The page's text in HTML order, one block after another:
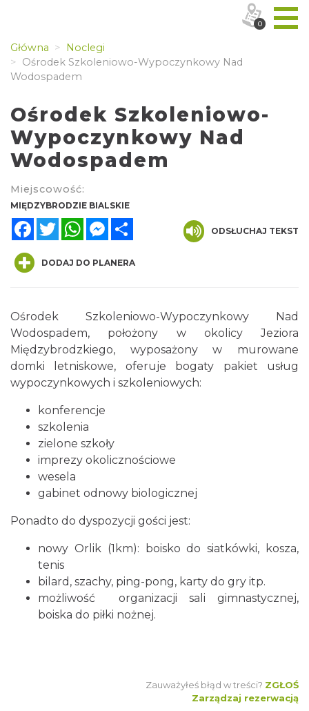
Główna
Noclegi
Ośrodek Szkoleniowo-Wypoczynkowy Nad
Wodospadem
Ośrodek Szkoleniowo-
Wypoczynkowy Nad
Wodospadem
Miejscowość:
MIĘDZYBRODZIE BIALSKIE
FacebookTwitterWhatsAppMessenger
ODSŁUCHAJ TEKST
DODAJ DO PLANERA
Ośrodek Szkoleniowo-Wypoczynkowy Nad
Wodospadem, położony w okolicy Jeziora
Międzybrodzkiego, wyposażony w murowane
domki letniskowe, oferuje bogaty pakiet usług
wypoczynkowych i szkoleniowych:
konferencje
szkolenia
zielone szkoły
imprezy okolicznościowe
wesela
gabinet odnowy biologicznej
Ponadto do dyspozycji gości jest:
nowy Orlik (1km): boisko do siatkówki, kosza,
tenis
bilard, szachy, ping-pong, karty do gry itp.
możliwość organizacji sali gimnastycznej,
boiska do piłki nożnej.
Zauważyłeś błąd w treści? ZGŁOŚ
Zarządzaj rezerwacją
0